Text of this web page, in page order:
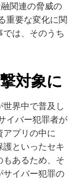
関連の脅威の
重要な変化に関
は、そのうち
対象に
界中で普及し
イバー犯罪者が
アプリの中に
といったセキ
もあるため、そ
サイバー犯罪の